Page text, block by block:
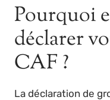
Pourquoi
déclarer
CAF ?
La déclaration de